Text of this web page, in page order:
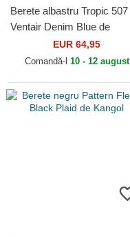
Berete albastru Tropic 507
Ventair Denim Blue de
EUR 64,95
Comandă-l 10 - 12 august